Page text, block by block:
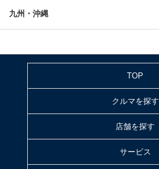
九州・沖縄
TOP
クルマを探す
店舗を探す
サービス